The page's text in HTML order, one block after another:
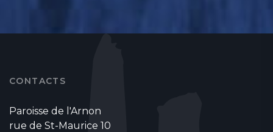
CONTACTS
Paroisse de l'Arnon
rue de St-Maurice 10